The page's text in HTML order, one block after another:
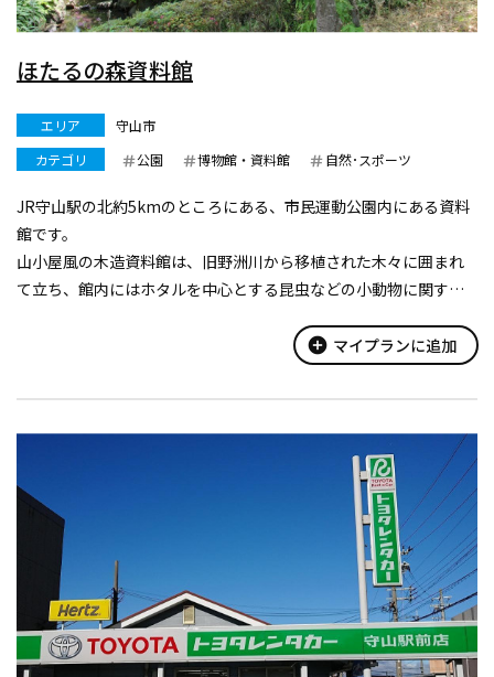
ほたるの森資料館
エリア
守山市
カテゴリ
公園 博物館・資料館 自然･スポーツ
JR守山駅の北約5kmのところにある、市民運動公園内にある資料
館です。
山小屋風の木造資料館は、旧野洲川から移植された木々に囲まれ
て立ち、館内にはホタルを中心とする昆虫などの小動物に関する
大型水槽3基などを設置したホタルの人工飼育室・研修室や守山の
ゲンジボタルの歴史を紹介する展示室などがあ...
add_circle マイプランに追加